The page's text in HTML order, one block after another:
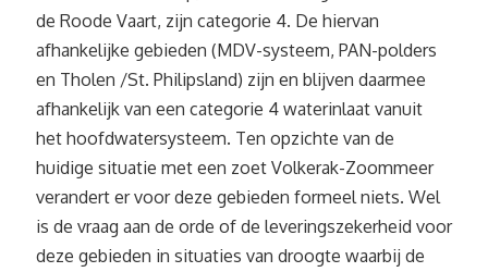
de Roode Vaart, zijn categorie 4. De hiervan
afhankelijke gebieden (MDV-systeem, PAN-polders
en Tholen /St. Philipsland) zijn en blijven daarmee
afhankelijk van een categorie 4 waterinlaat vanuit
het hoofdwatersysteem. Ten opzichte van de
huidige situatie met een zoet Volkerak-Zoommeer
verandert er voor deze gebieden formeel niets. Wel
is de vraag aan de orde of de leveringszekerheid voor
deze gebieden in situaties van droogte waarbij de